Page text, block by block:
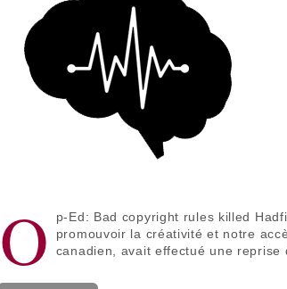
O
p-Ed: Bad copyright rules killed
promouvoir la créativité et notre
canadien, avait effectué une reprise